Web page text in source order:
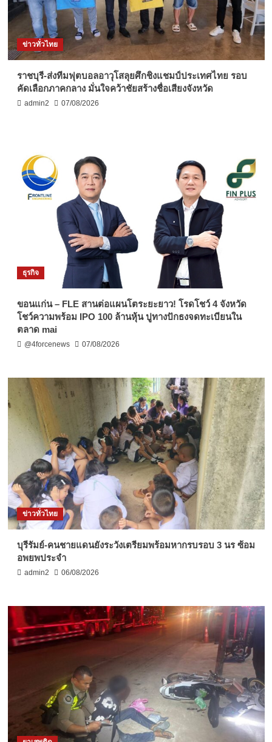
ข่าวทั่วไทย
ราชบุรี-ส่งทีมฟุตบอลอาวุโสลุยศึกชิงแชมป์ประเทศไทย รอบ
คัดเลือกภาคกลาง มั่นใจคว้าชัยสร้างชื่อเสียงจังหวัด
admin2 07/08/2026
ธุรกิจ
ขอนแก่น – FLE สานต่อแผนโตระยะยาว! โรดโชว์ 4 จังหวัด
โชว์ความพร้อม IPO 100 ล้านหุ้น ปูทางปักธงจดทะเบียนใน
ตลาด mai
@4forcenews 07/08/2026
ข่าวทั่วไทย
บุรีรัมย์-คนชายแดนยังระวังเตรียมพร้อมหากรบรอบ 3 นร ซ้อม
อพยพประจำ
admin2 06/08/2026